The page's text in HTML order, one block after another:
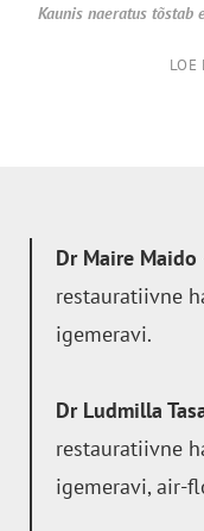
Kaunis naeratus tõstab
LOE
Dr Maire Maido
restauratiivne
igemeravi.
Dr Ludmilla
restauratiivne
igemeravi, air-